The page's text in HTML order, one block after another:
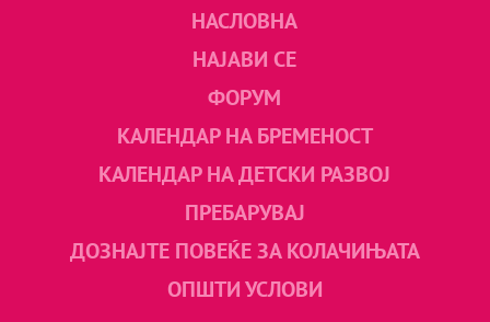
НАСЛОВНА
НАЈАВИ СЕ
ФОРУМ
КАЛЕНДАР НА БРЕМЕНОСТ
КАЛЕНДАР НА ДЕТСКИ РАЗВОЈ
ПРЕБАРУВАЈ
ДОЗНАЈТЕ ПОВЕЌЕ ЗА КОЛАЧИЊАТА
ОПШТИ УСЛОВИ